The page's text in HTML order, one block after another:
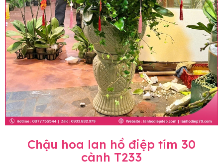
Chậu hoa lan hồ điệp tím 30
cành T233